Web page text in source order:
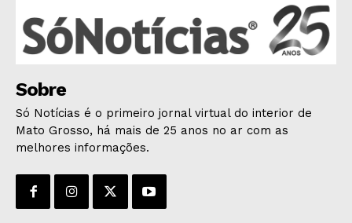
POLÍTICA
POLÍCIA
ESPORTES
OPINIÃO
GERAL
Sobre
Só Notícias é o primeiro jornal virtual do interior de
Mato Grosso, há mais de 25 anos no ar com as
melhores informações.